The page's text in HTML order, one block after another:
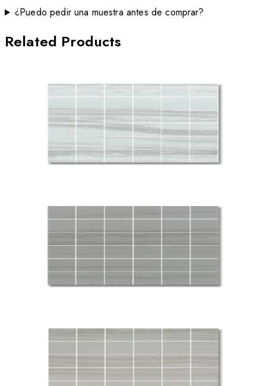
¿Puedo pedir una muestra antes de comprar?
Related Products